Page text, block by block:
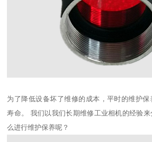
为了降低设备坏了维修的成本，平时的维护
寿命。 我们以我们长期维修工业相机的经验
么进行维护保养呢？